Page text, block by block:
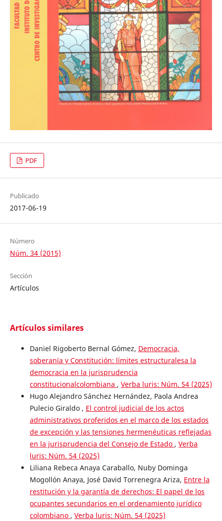
PDF
Publicado
2017-06-19
Número
Núm. 34 (2015)
Sección
Artículos
Artículos similares
Daniel Rigoberto Bernal Gómez, Democracia,
soberanía y Constitución: límites estructuralesa la
democracia en la jurisprudencia
constitucionalcolombiana , Verba luris: Núm. 54 (2025)
Hugo Alejandro Sánchez Hernández, Paola Andrea
Pulecio Giraldo , El control judicial de los actos
administrativos proferidos en el marco de los estados
de excepción y las tensiones hermenéuticas reflejadas
en la jurisprudencia del Consejo de Estado , Verba
luris: Núm. 54 (2025)
Liliana Rebeca Anaya Caraballo, Nuby Dominga
Mogollón Anaya, José David Torrenegra Ariza, Entre la
restitución y la garantía de derechos: El papel de los
ocupantes secundarios en el ordenamiento jurídico
colombiano , Verba luris: Núm. 54 (2025)